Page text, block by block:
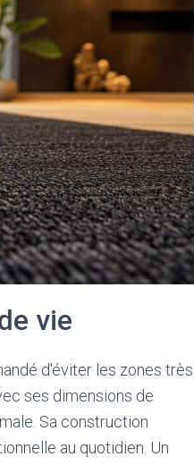
vie
d'éviter les zones très
ses dimensions de
Sa construction
au quotidien. Un